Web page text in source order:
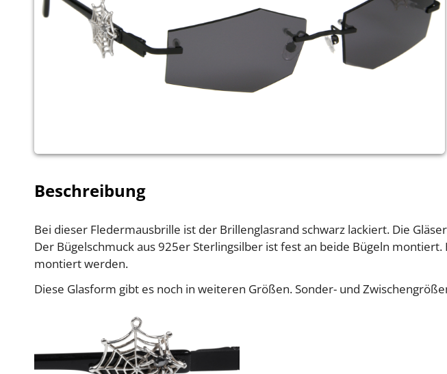
Beschreibung
Bei dieser Fledermausbrille ist der Brillenglasrand schwarz lackiert. Die
Der Bügelschmuck aus 925er Sterlingsilber ist fest an beide Bügeln
montiert werden.
Diese Glasform gibt es noch in weiteren Größen. Sonder- und